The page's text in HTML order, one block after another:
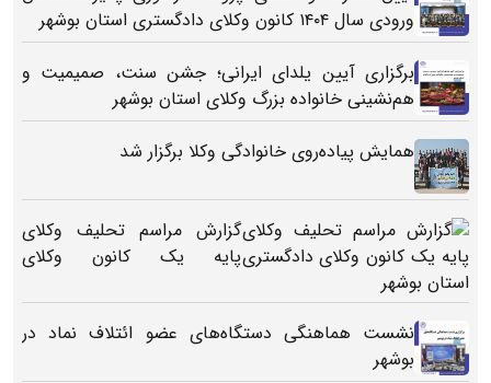
ورودی سال ۱۴۰۴ کانون وکلای دادگستری استان بوشهر
برگزاری آیین یلدای ایرانی؛ جشن سنت، صمیمیت و
هم‌نشینی خانواده بزرگ وکلای استان بوشهر
همایش پیاده‌روی خانوادگی وکلا برگزار شد
گزارش مراسم تحلیف وکلای
پایه یک کانون وکلای
نشست هماهنگی دستگاه‌های عضو ائتلاف نماد در
بوشهر